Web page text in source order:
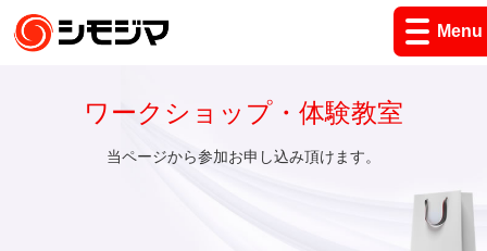
Menu
ワークショップ・体験教室
当ページから参加お申し込み頂けます。